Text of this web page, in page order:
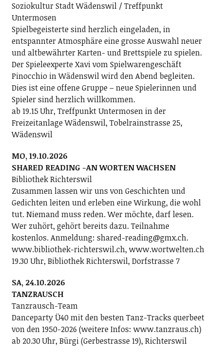
Soziokultur Stadt Wädenswil / Treffpunkt
Untermosen
Spielbegeisterte sind herzlich eingeladen, in
entspannter Atmosphäre eine grosse Auswahl neuer
und altbewährter Karten- und Brettspiele zu spielen.
Der Spieleexperte Xavi vom Spielwarengeschäft
Pinocchio in Wädenswil wird den Abend begleiten.
Dies ist eine offene Gruppe – neue Spielerinnen und
Spieler sind herzlich willkommen.
ab 19.15 Uhr, Treffpunkt Untermosen in der
Freizeitanlage Wädenswil, Tobelrainstrasse 25,
Wädenswil
MO, 19.10.2026
SHARED READING -AN WORTEN WACHSEN
Bibliothek Richterswil
Zusammen lassen wir uns von Geschichten und
Gedichten leiten und erleben eine Wirkung, die wohl
tut. Niemand muss reden. Wer möchte, darf lesen.
Wer zuhört, gehört bereits dazu. Teilnahme
kostenlos. Anmeldung: shared-reading@gmx.ch.
www.bibliothek-richterswil.ch, www.wortwelten.ch
19.30 Uhr, Bibliothek Richterswil, Dorfstrasse 7
SA, 24.10.2026
TANZRAUSCH
Tanzrausch-Team
Danceparty Ü40 mit den besten Tanz-Tracks querbeet
von den 1950-2026 (weitere Infos: www.tanzraus.ch)
ab 20.30 Uhr, Bürgi (Gerbestrasse 19), Richterswil